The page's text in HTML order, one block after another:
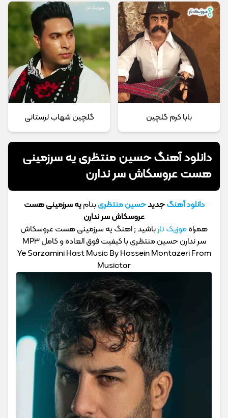
بابا کرم گلچین گلچین شهاب لرستانی
دانلود آهنگ حسین منتظری یه سرزمینی
هست عروسکاش سر ندارن
دانلود آهنگجدیدحسین منتظریبنامیه سرزمینی هست
عروسکاش سر ندارن
همراهموزیک تارباشید ; اهنگ یه سرزمینی هست عروسکاش
سر ندارن حسین منتظری با کیفیت فوق العاده و کامل MP3
Ye Sarzamini Hast Music By Hossein Montazeri From
Musictar